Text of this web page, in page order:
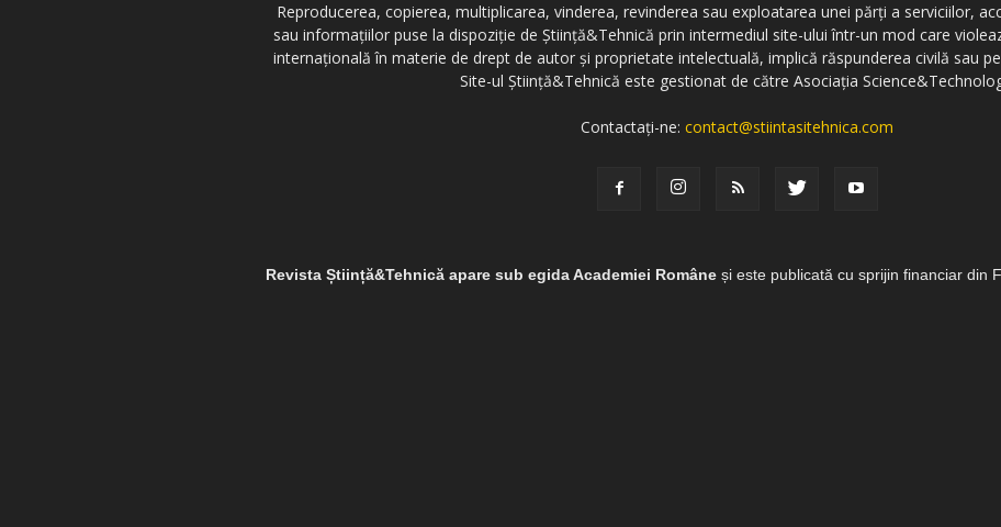
Reproducerea, copierea, multiplicarea, vinderea, revinderea sau exploatarea unei părți a serviciilor,
sau informațiilor puse la dispoziție de Știință&Tehnică prin intermediul site-ului într-un mod care
internațională în materie de drept de autor și proprietate intelectuală, implică răspunderea civilă sau
Site-ul Știință&Tehnică este gestionat de către Asociația
Contactați-ne:contact@stiintasitehnica.com
Revista Știință&Tehnică apare sub egida Academiei Române și este publicată cu sprijin financiar din